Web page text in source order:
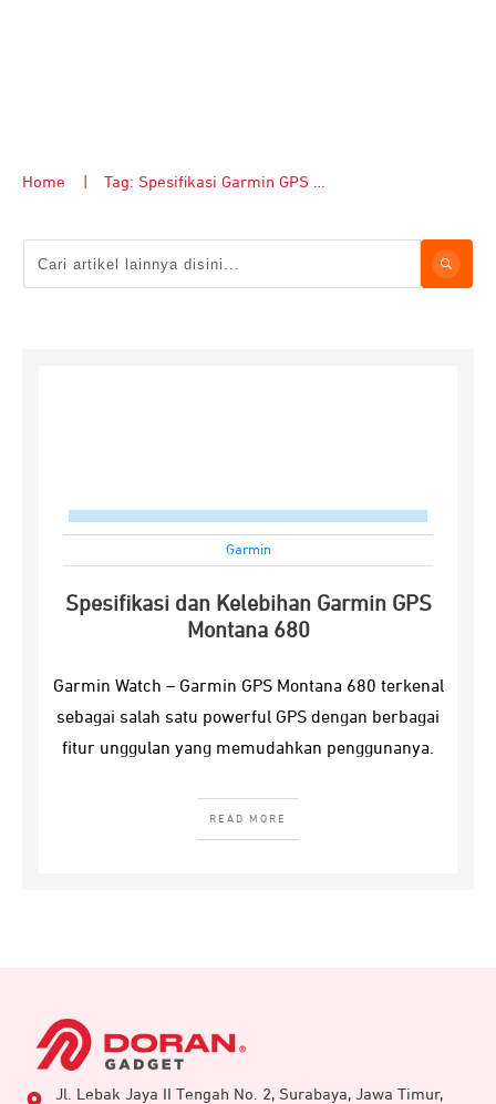
Home Tag: Spesifikasi Garmin GPS Montana 680
Garmin
Spesifikasi dan Kelebihan Garmin GPS
Montana 680
Garmin Watch – Garmin GPS Montana 680 terkenal
sebagai salah satu powerful GPS dengan berbagai
fitur unggulan yang memudahkan penggunanya.
READ MORE
Jl. Lebak Jaya II Tengah No. 2, Surabaya, Jawa Timur,